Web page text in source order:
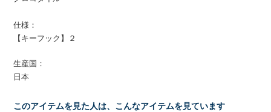
仕様：
【キーフック】２
生産国：
日本
このアイテムを見た人は、こんなアイテムを見ています